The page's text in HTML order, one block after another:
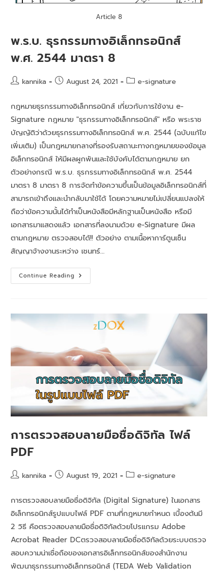
Article 8
พ.ร.บ. ธุรกรรมทางอิเล็กทรอนิกส์
พ.ศ. 2544 มาตรา 8
kannika August 24, 2021 e-signature
กฎหมายธุรกรรมทางอิเล็กทรอนิกส์ เกี่ยวกับการใช้งาน e-
Signature กฎหมาย "ธุรกรรมทางอิเล็กทรอนิกส์" หรือ พระราช
บัญญัติว่าด้วยธุรกรรมทางอิเล็กทรอนิกส์ พ.ศ. 2544 (ฉบับแก้ไข
เพิ่มเติม) เป็นกฎหมายกลางที่รองรับสถานะทางกฎหมายของข้อมูล
อิเล็กทรอนิกส์ ให้มีผลผูกพันและใช้บังคับได้ตามกฎหมาย ยก
ตัวอย่างกรณี พ.ร.บ. ธุรกรรมทางอิเล็กทรอนิกส์ พ.ศ. 2544
มาตรา 8 มาตรา 8 การจัดทำข้อความขึ้นเป็นข้อมูลอิเล็กทรอนิกส์ที่
สามารถเข้าถึงและนำกลับมาใช้ได้ โดยความหมายไม่เปลี่ยนแปลงให้
ถือว่าข้อความนั้นได้ทำเป็นหนังสือมีหลักฐานเป็นหนังสือ หรือมี
เอกสารมาแสดงแล้ว เอกสารที่ลงนามด้วย e-Signature มีผล
ตามกฎหมาย ตรวจสอบได้!! ตัวอย่าง ตามเนื้อหาการ์ตูนเซ็น
สัญญาจ้างงานระหว่าง เชนทร์…
Continue Reading
การตรวจสอบลายมือชื่อดิจิทัล ไฟล์
PDF
kannika August 19, 2021 e-signature
การตรวจสอบลายมือชื่อดิจิทัล (Digital Signature) ในเอกสาร
อิเล็กทรอนิกส์รูปแบบไฟล์ PDF ตามที่กฎหมายกำหนด เบื้องต้นมี
2 วิธี คือตรวจสอบลายมือชื่อดิจิทัลด้วยโปรแกรม Adobe
Acrobat Reader DCตรวจสอบลายมือชื่อดิจิทัลด้วยระบบตรวจ
สอบความน่าเชื่อถือของเอกสารอิเล็กทรอนิกส์ของสำนักงาน
พัฒนาธุรกรรมทางอิเล็กทรอนิกส์ (TEDA Web Validation